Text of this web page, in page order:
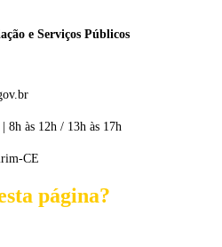
e Serviços Públicos
| 8h às 12h / 13h às 17h
CE
página?